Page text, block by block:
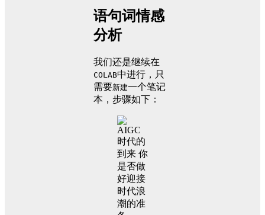
语句词情感
分析
我们还是继续在
COLAB中进行，只
需要新建一个笔记
本，步骤如下：